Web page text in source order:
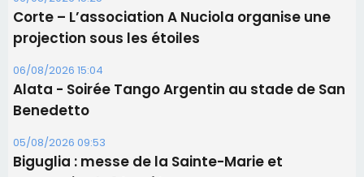
Les brèves
06/08/2026 15:57
Ucciani – Marché des producteurs à Cruculi le
11 août
06/08/2026 15:25
Corte – L’association A Nuciola organise une